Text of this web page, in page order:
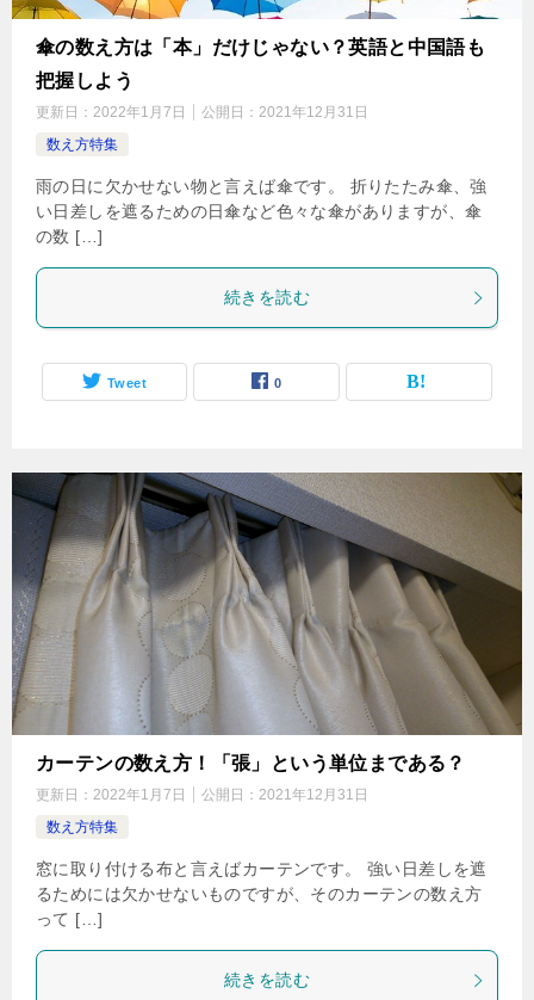
傘の数え方は「本」だけじゃない？英語と中国語も
把握しよう
更新日： 2022年1月7日 公開日： 2021年12月31日
数え方特集
雨の日に欠かせない物と言えば傘です。 折りたたみ傘、強
い日差しを遮るための日傘など色々な傘がありますが、傘
の数 […]
続きを読む
Tweet 0
カーテンの数え方！「張」という単位まである？
更新日： 2022年1月7日 公開日： 2021年12月31日
数え方特集
窓に取り付ける布と言えばカーテンです。 強い日差しを遮
るためには欠かせないものですが、そのカーテンの数え方
って […]
続きを読む